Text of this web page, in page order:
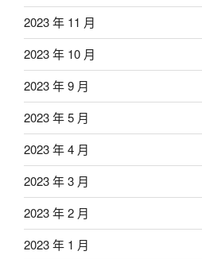
2023 年 11 月
2023 年 10 月
2023 年 9 月
2023 年 5 月
2023 年 4 月
2023 年 3 月
2023 年 2 月
2023 年 1 月